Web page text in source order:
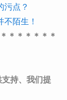
污点？
陌生！
＊＊＊＊＊＊
持、 我们提